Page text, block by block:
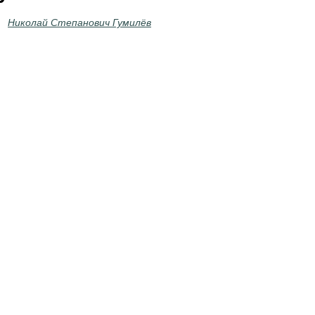
Николай Степанович Гумилёв